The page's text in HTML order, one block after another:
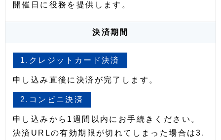
開催日に役務を提供します。
決済期間
1.クレジットカード決済
申し込み直後に決済が完了します。
2.コンビニ決済
申し込みから1週間以内にお手続きください。
決済URLの有効期限が切れてしまった場合は3.